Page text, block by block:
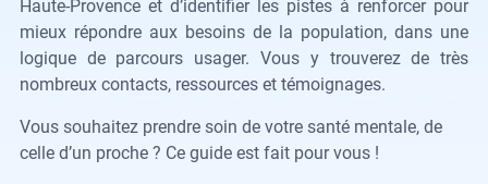
Haute-Provence et d’identifier les pistes à renforcer pour
mieux répondre aux besoins de la population, dans une
logique de parcours usager. Vous y trouverez de très
nombreux contacts, ressources et témoignages.
Vous souhaitez prendre soin de votre santé mentale, de
celle d’un proche ? Ce guide est fait pour vous !